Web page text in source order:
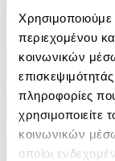
Χρησιμοποιούμε
περιεχομένου
κοινωνικών
πληροφορίες
χρησιμοποιείτε
κοινωνικών
οποίοι
Φίλτρα
Αφηγητές
Κατηγορίες